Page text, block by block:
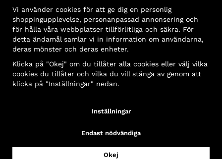
MÅLGRUPPER
Offentlig sektor och företag
Privatpersoner
FakturaDelbetalning
Vi använder cookies för att ge dig en personlig
shoppingupplevelse, personanpassad annonsering och
för hålla våra webbplatser tillförlitliga och säkra. För
detta ändamål samlar vi in information om användarna,
deras mönster och deras enheter.
Klicka på "Okej" om du tillåter alla cookies eller välj vilka
cookies du tillåter och vilka du vill stänga av genom att
klicka på "Inställningar" nedan.
Inställningar
Endast nödvändiga
Okej